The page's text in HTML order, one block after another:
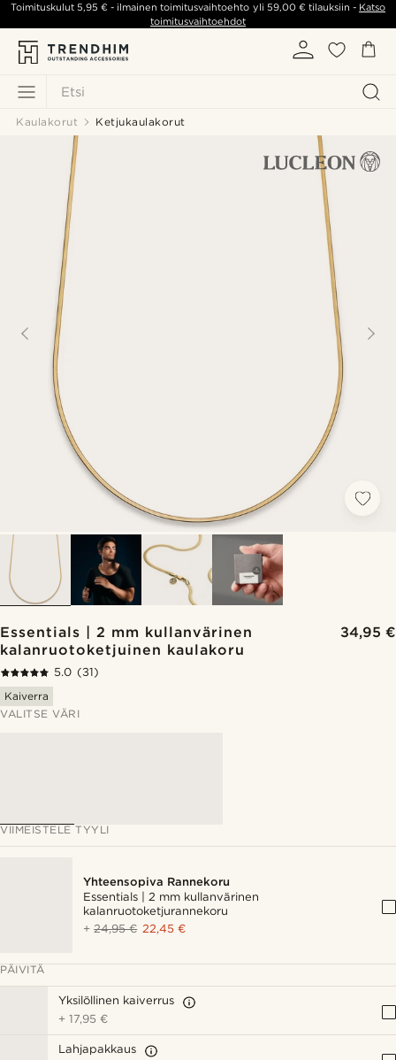
Etsi
Toimituskulut5,95 € - ilmainen toimitusvaihtoehto yli 59,00 €tilauksiin - Katso
toimitusvaihtoehdot
Kaulakorut Ketjukaulakorut
Essentials | 2 mm kullanvärinen
kalanruotoketjuinen kaulakoru
34,95 €
5.0 (31)
Kaiverra
VALITSE VÄRI
VIIMEISTELE TYYLI
Yhteensopiva Rannekoru
Essentials | 2 mm kullanvärinen
kalanruotoketjurannekoru
+24,95 € 22,45 €
PÄIVITÄ
Yksilöllinen kaiverrus
+17,95 €
Lahjapakkaus